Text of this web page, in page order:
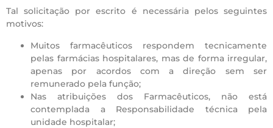
Tal solicitação por escrito é necessária pelos seguintes
motivos:
Muitos farmacêuticos respondem tecnicamente
pelas farmácias hospitalares, mas de forma irregular,
apenas por acordos com a direção sem ser
remunerado pela função;
Nas atribuições dos Farmacêuticos, não está
contemplada a Responsabilidade técnica pela
unidade hospitalar;